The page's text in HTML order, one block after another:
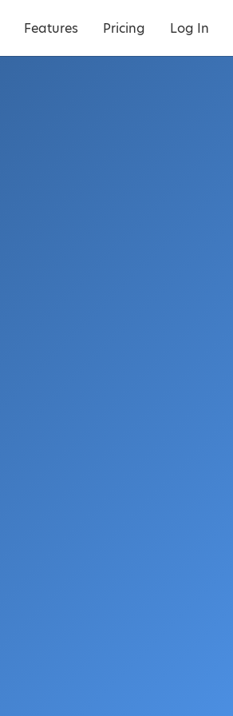
Features Pricing Log In